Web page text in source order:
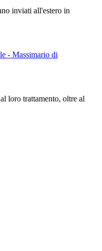
inviati all'estero in
- Massimario di
loro trattamento, oltre al